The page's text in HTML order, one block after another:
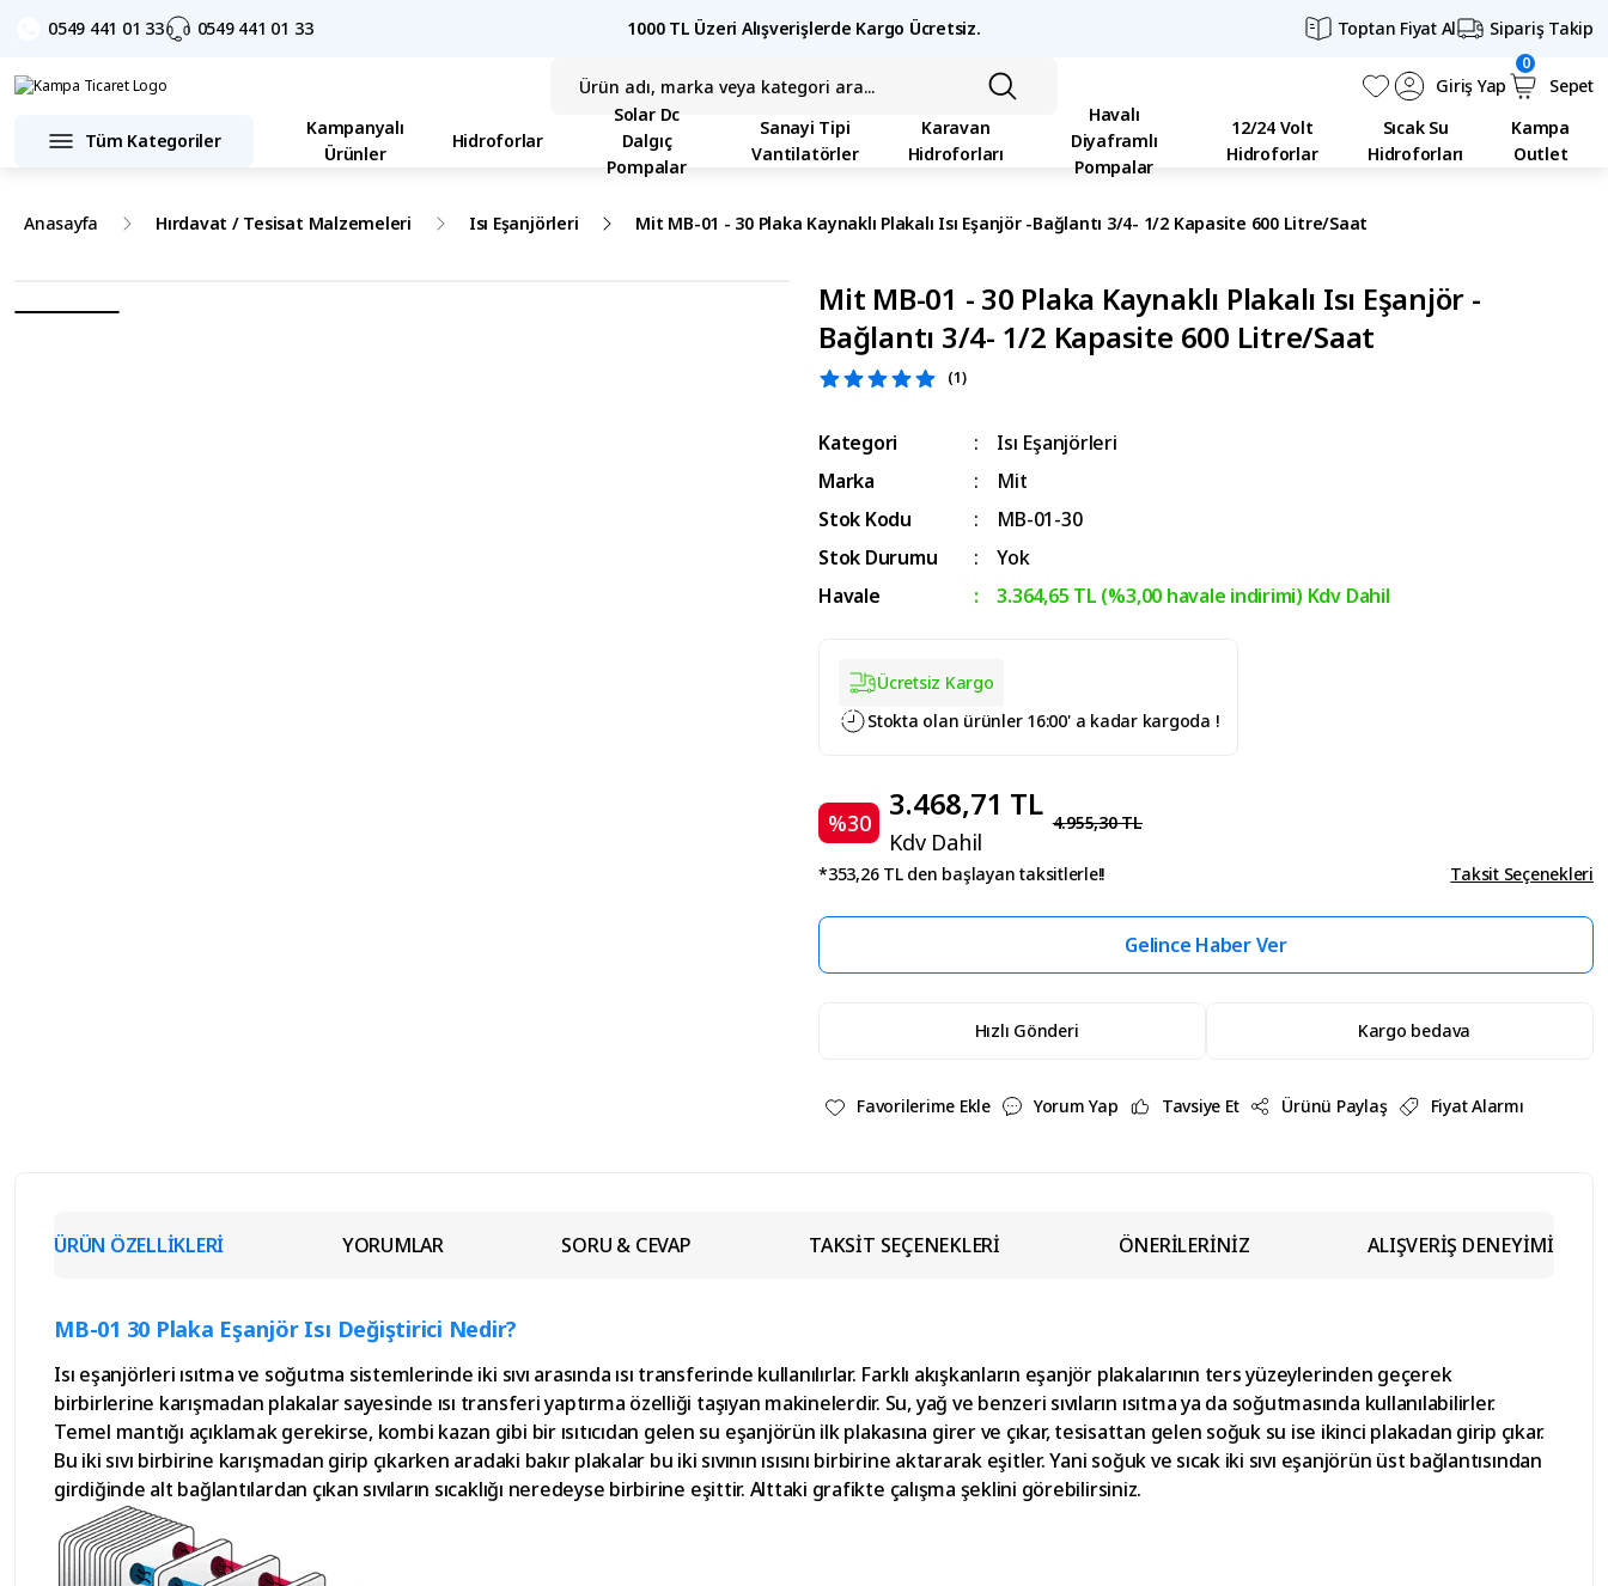
0549 441 01 33 0549 441 01 33 1000 TL Üzeri Alışverişlerde Kargo Ücretsiz. Toptan Fiyat Al Sipariş Takip
Giriş Yap Sepet
0
Tüm Kategoriler
Kampanyalı
Ürünler
Hidroforlar
Solar Dc
Dalgıç
Pompalar
Sanayi Tipi
Vantilatörler
Karavan
Hidroforları
Havalı
Diyaframlı
Pompalar
12/24 Volt
Hidroforlar
Sıcak Su
Hidroforları
Kampa
Outlet
Anasayfa Hırdavat / Tesisat Malzemeleri Isı Eşanjörleri Mit MB-01 - 30 Plaka Kaynaklı Plakalı Isı Eşanjör -Bağlantı 3/4- 1/2 Kapasite 600 Litre/Saat
Mit MB-01 - 30 Plaka Kaynaklı Plakalı Isı Eşanjör -
Bağlantı 3/4- 1/2 Kapasite 600 Litre/Saat
(1)
Kategori
Isı Eşanjörleri
Marka
Mit
Stok Kodu
MB-01-30
Stok Durumu
Yok
Havale
3.364,65 TL (%3,00 havale indirimi) Kdv Dahil
Ücretsiz Kargo
Stokta olan ürünler 16:00' a kadar kargoda !
%30 3.468,71 TL
Kdv Dahil
4.955,30 TL
*353,26 TL den başlayan taksitlerle!! Taksit Seçenekleri
Gelince Haber Ver
Hızlı Gönderi Kargo bedava
Yorum Yap Tavsiye Et Ürünü Paylaş Fiyat Alarmı
ÜRÜN ÖZELLİKLERİ YORUMLAR SORU & CEVAP TAKSİT SEÇENEKLERİ ÖNERİLERİNİZ ALIŞVERİŞ DENEYİMİ
MB-01 30 Plaka Eşanjör Isı Değiştirici Nedir?
Isı eşanjörleri ısıtma ve soğutma sistemlerinde iki sıvı arasında ısı transferinde kullanılırlar. Farklı akışkanların eşanjör plakalarının ters yüzeylerinden geçerek
birbirlerine karışmadan plakalar sayesinde ısı transferi yaptırma özelliği taşıyan makinelerdir. Su, yağ ve benzeri sıvıların ısıtma ya da soğutmasında kullanılabilirler.
Temel mantığı açıklamak gerekirse, kombi kazan gibi bir ısıtıcıdan gelen su eşanjörün ilk plakasına girer ve çıkar, tesisattan gelen soğuk su ise ikinci plakadan girip çıkar.
Bu iki sıvı birbirine karışmadan girip çıkarken aradaki bakır plakalar bu iki sıvının ısısını birbirine aktararak eşitler. Yani soğuk ve sıcak iki sıvı eşanjörün üst bağlantısından
girdiğinde alt bağlantılardan çıkan sıvıların sıcaklığı neredeyse birbirine eşittir. Alttaki grafikte çalışma şeklini görebilirsiniz.